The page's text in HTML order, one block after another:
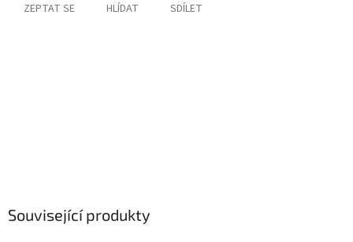
ZEPTAT SE HLÍDAT SDÍLET
Související produkty